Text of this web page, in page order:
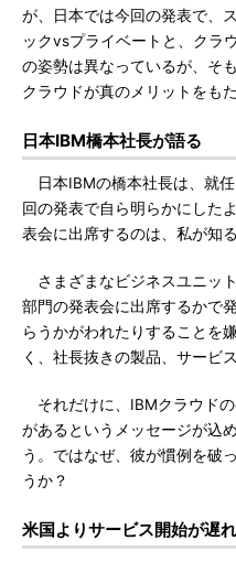
が、日本では今回の発表で、
ックvsプライベートと、クラ
の姿勢は異なっているが、そ
クラウドが真のメリットをも
日本IBM橋本社長が語る
日本IBMの橋本社長は、就
回の発表で自ら明らかにした
表会に出席するのは、私が知
さまざまなビジネスユニッ
部門の発表会に出席するかで
らうかがわれたりすることを
く、社長抜きの製品、サービ
それだけに、IBMクラウド
があるというメッセージが込
う。ではなぜ、彼が慣例を破
うか？
米国よりサービス開始が遅